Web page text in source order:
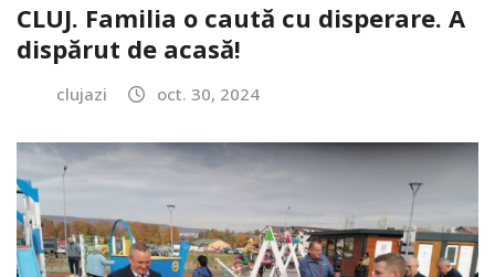
CLUJ. Familia o caută cu disperare. A
dispărut de acasă!
clujazi oct. 30, 2024